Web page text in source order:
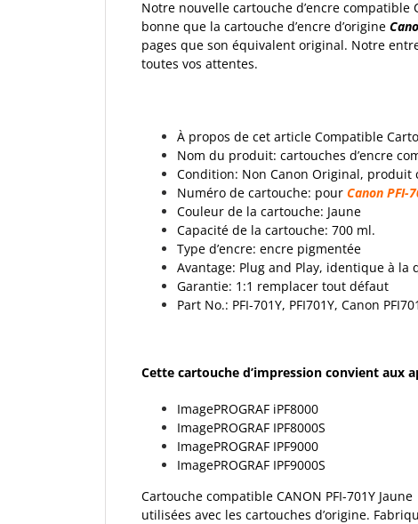
Notre nouvelle cartouche d’encre compatible
bonne que la cartouche d’encre d’origine
pages que son équivalent original. Notre
toutes vos attentes.
À propos de cet article Compatible
Nom du produit: cartouches d’encre
Condition: Non Canon Original, produit
Numéro de cartouche: pour Canon PFI-
Couleur de la cartouche: Jaune
Capacité de la cartouche: 700 ml.
Type d’encre: encre pigmentée
Avantage: Plug and Play, identique à la
Garantie: 1:1 remplacer tout défaut
Part No.: PFI-701Y, PFI701Y, Canon
Cette cartouche d’impression convient aux
ImagePROGRAF iPF8000
ImagePROGRAF IPF8000S
ImagePROGRAF IPF9000
ImagePROGRAF IPF9000S
Cartouche compatible CANON PFI-701Y
utilisées avec les cartouches d’origine.